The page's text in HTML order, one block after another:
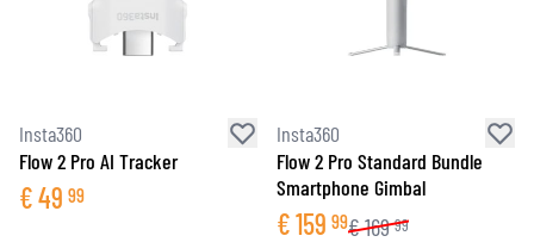
Insta360
Flow 2 Pro AI Tracker
€49 99
Insta360
Flow 2 Pro Standard Bundle
Smartphone Gimbal
€159 99€169 99